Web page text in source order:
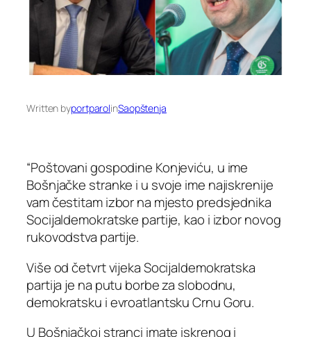
Written byportparolinSaopštenja
“Poštovani gospodine Konjeviću, u ime
Bošnjačke stranke i u svoje ime najiskrenije
vam čestitam izbor na mjesto predsjednika
Socijaldemokratske partije, kao i izbor novog
rukovodstva partije.
Više od četvrt vijeka Socijaldemokratska
partija je na putu borbe za slobodnu,
demokratsku i evroatlantsku Crnu Goru.
U Bošnjačkoj stranci imate iskrenog i